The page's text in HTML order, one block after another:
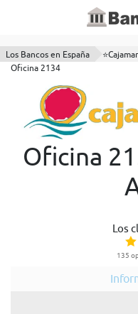
Los Bancos en España
Oficina 2134
Oficina
Los
135